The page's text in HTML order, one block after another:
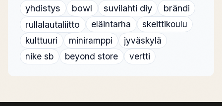
yhdistys
bowl suvilahti diy
brändi
rullalautaliitto
eläintarha
skeittikoulu
kulttuuri
miniramppi
jyväskylä
nike sb
beyond store vertti